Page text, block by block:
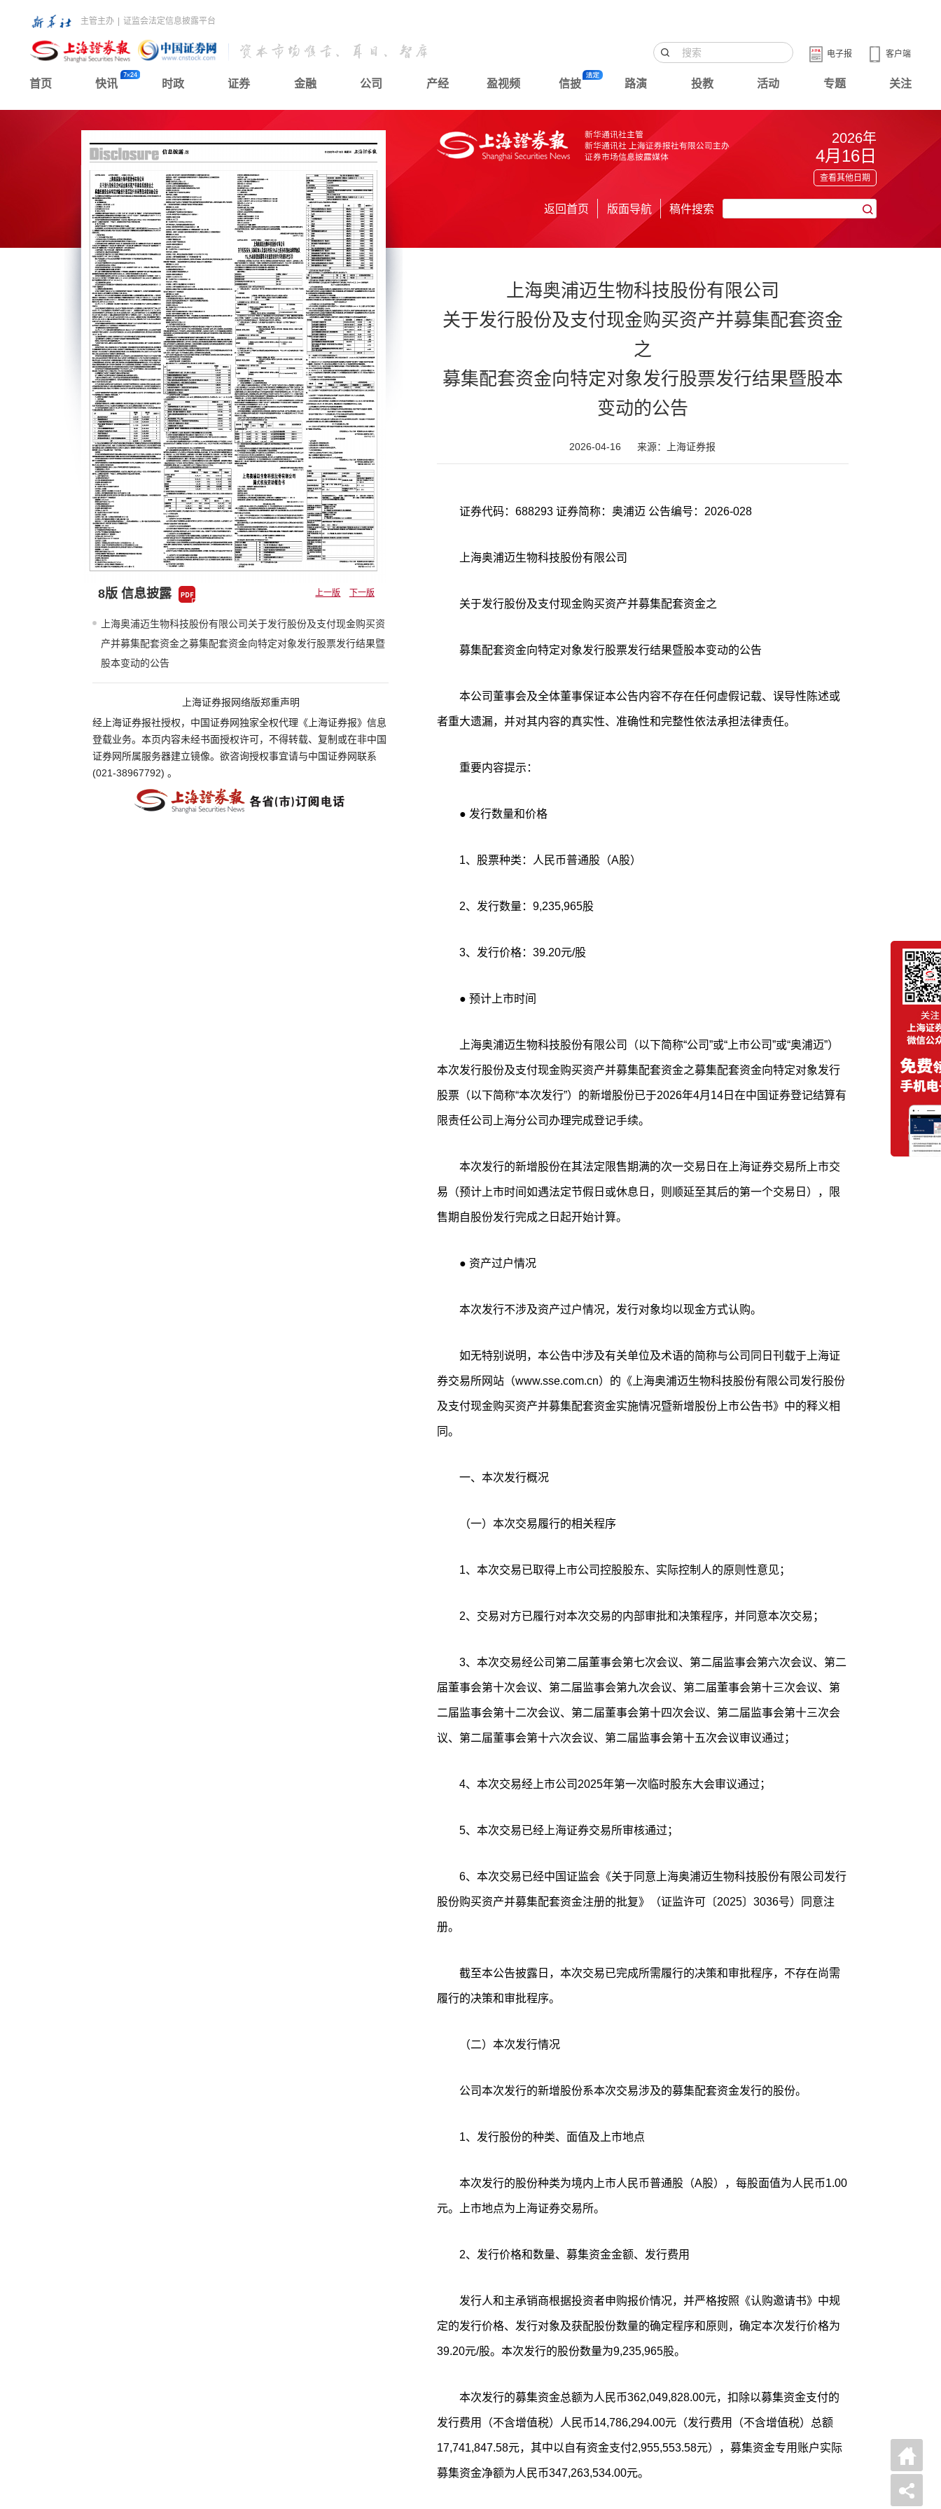
主管主办 证监会法定信息披露平台
客户端
电子报
首页 快讯 时政 证券 金融 公司 产经 盈视频 信披 路演 投教 活动 专题 关注
8版 信息披露 上一版 下一版
上海奥浦迈生物科技股份有限公司关于发行股份及支付现金购买资
产并募集配套资金之募集配套资金向特定对象发行股票发行结果暨
股本变动的公告
上海证券报网络版郑重声明
经上海证券报社授权，中国证券网独家全权代理《上海证券报》信息
登载业务。本页内容未经书面授权许可，不得转载、复制或在非中国
证券网所属服务器建立镜像。欲咨询授权事宜请与中国证券网联系
(021-38967792) 。
2026年
4月16日
查看其他日期
返回首页 版面导航 稿件搜索
上海奥浦迈生物科技股份有限公司
关于发行股份及支付现金购买资产并募集配套资金
之
募集配套资金向特定对象发行股票发行结果暨股本
变动的公告
2026-04-16 来源：上海证券报
证券代码：688293 证券简称：奥浦迈 公告编号：2026-028
上海奥浦迈生物科技股份有限公司
关于发行股份及支付现金购买资产并募集配套资金之
募集配套资金向特定对象发行股票发行结果暨股本变动的公告
本公司董事会及全体董事保证本公告内容不存在任何虚假记载、误导性陈述或
者重大遗漏，并对其内容的真实性、准确性和完整性依法承担法律责任。
重要内容提示：
● 发行数量和价格
1、股票种类：人民币普通股（A股）
2、发行数量：9,235,965股
3、发行价格：39.20元/股
● 预计上市时间
上海奥浦迈生物科技股份有限公司（以下简称“公司”或“上市公司”或“奥浦迈”）
本次发行股份及支付现金购买资产并募集配套资金之募集配套资金向特定对象发行
股票（以下简称“本次发行”）的新增股份已于2026年4月14日在中国证券登记结算有
限责任公司上海分公司办理完成登记手续。
本次发行的新增股份在其法定限售期满的次一交易日在上海证券交易所上市交
易（预计上市时间如遇法定节假日或休息日，则顺延至其后的第一个交易日），限
售期自股份发行完成之日起开始计算。
● 资产过户情况
本次发行不涉及资产过户情况，发行对象均以现金方式认购。
如无特别说明，本公告中涉及有关单位及术语的简称与公司同日刊载于上海证
券交易所网站（www.sse.com.cn）的《上海奥浦迈生物科技股份有限公司发行股份
及支付现金购买资产并募集配套资金实施情况暨新增股份上市公告书》中的释义相
同。
一、本次发行概况
（一）本次交易履行的相关程序
1、本次交易已取得上市公司控股股东、实际控制人的原则性意见；
2、交易对方已履行对本次交易的内部审批和决策程序，并同意本次交易；
3、本次交易经公司第二届董事会第七次会议、第二届监事会第六次会议、第二
届董事会第十次会议、第二届监事会第九次会议、第二届董事会第十三次会议、第
二届监事会第十二次会议、第二届董事会第十四次会议、第二届监事会第十三次会
议、第二届董事会第十六次会议、第二届监事会第十五次会议审议通过；
4、本次交易经上市公司2025年第一次临时股东大会审议通过；
5、本次交易已经上海证券交易所审核通过；
6、本次交易已经中国证监会《关于同意上海奥浦迈生物科技股份有限公司发行
股份购买资产并募集配套资金注册的批复》（证监许可〔2025〕3036号）同意注
册。
截至本公告披露日，本次交易已完成所需履行的决策和审批程序，不存在尚需
履行的决策和审批程序。
（二）本次发行情况
公司本次发行的新增股份系本次交易涉及的募集配套资金发行的股份。
1、发行股份的种类、面值及上市地点
本次发行的股份种类为境内上市人民币普通股（A股），每股面值为人民币1.00
元。上市地点为上海证券交易所。
2、发行价格和数量、募集资金金额、发行费用
发行人和主承销商根据投资者申购报价情况，并严格按照《认购邀请书》中规
定的发行价格、发行对象及获配股份数量的确定程序和原则，确定本次发行价格为
39.20元/股。本次发行的股份数量为9,235,965股。
本次发行的募集资金总额为人民币362,049,828.00元，扣除以募集资金支付的
发行费用（不含增值税）人民币14,786,294.00元（发行费用（不含增值税）总额
17,741,847.58元，其中以自有资金支付2,955,553.58元），募集资金专用账户实际
募集资金净额为人民币347,263,534.00元。